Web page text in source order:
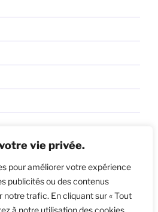
vie privée.
pour améliorer votre expérience
publicités ou des contenus
notre trafic. En cliquant sur « Tout
à notre utilisation des cookies.